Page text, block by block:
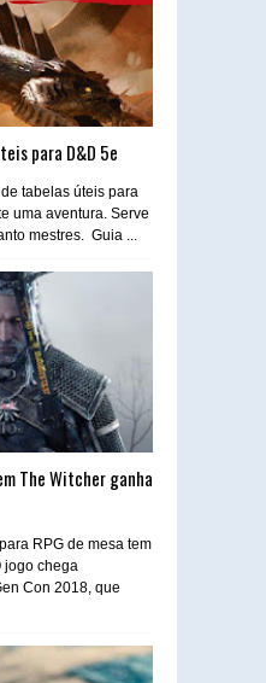
para D&D 5e
tabelas úteis para
uma aventura. Serve
mestres. Guia ...
The Witcher ganha
RPG de mesa tem
jogo chega
Con 2018, que